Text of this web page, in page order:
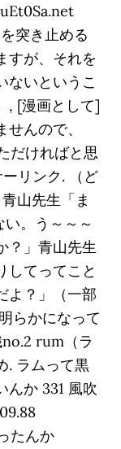
突き止める
すが、それを
ないというこ
, [漫画として]
んので、
だければと思
リンク. （ど
山先生「ま
。う～～～
？」青山先生
してってこと
よ？」（一部
らかになって
rum（ラ
. ラムって黒
んか 331 風吹
たんか